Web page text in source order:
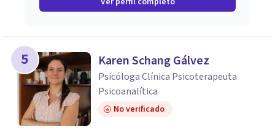
5 Karen Schang Gálvez
Psicóloga Clínica Psicoterapeuta
Psicoanalítica
No verificado